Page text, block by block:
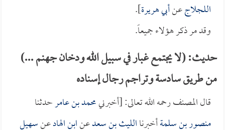
اللجلاجعنأبي هريرة].
وقد مر ذكر هؤلاء جميعاً.
حديث: (لا يجتمع غبار في سبيل الله ودخان جهنم ...)
من طريق سادسة وتراجم رجال إسناده
قال المصنف رحمه الله تعالى: [أخبرنيمحمد بن عامرحدثنا
منصور بن سلمةأخبرناالليث بن سعدعنابن الهادعنسهيل